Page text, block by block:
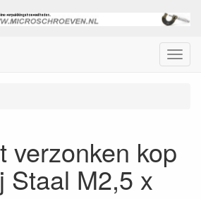
Menu
verzonken kop
Staal M2,5 x